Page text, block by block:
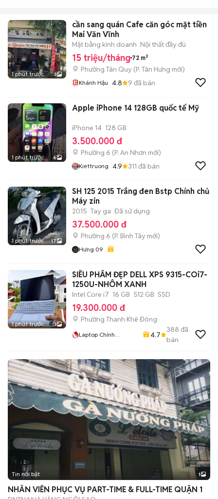
1 phút trước 3
cần sang quán Cafe căn góc mặt tiền
Mai Văn Vĩnh
Mặt bằng kinh doanh Nội thất đầy đủ
15 triệu/tháng 72 m²
Phường Tân Quy (P. Tân Hưng mới)
Khánh Hậu 4.8 9 đã bán
1 phút trước 6
Apple iPhone 14 128GB quốc tế Mỹ
iPhone 14 128 GB
3.500.000 đ
Phường 6 (P. An Nhơn mới)
Kiettruong 4.9 311 đã bán
1 phút trước 17
SH 125 2015 Trắng đen Bstp Chính chủ
Máy zin
2015 Tay ga Đã sử dụng
37.500.000 đ
Phường 6 (P. Bình Tây mới)
Hưng 09
1 phút trước 3
SIÊU PHẨM ĐẸP DELL XPS 9315-COi7-
1250U-NHÔM XANH
Intel Core i7 16 GB 512 GB SSD
19.300.000 đ
Phường Thanh Khê Đông
Laptop Chính
4.7
388 đã
bán
Tin nổi bật 1
NHÂN VIÊN PHỤC VỤ PART-TIME & FULL-TIME QUẬN 1